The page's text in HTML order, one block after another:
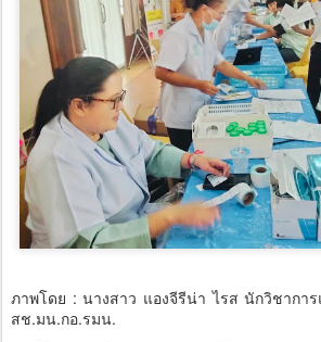
ภาพโดย : นางสาว แองจีรีน่า ไรส นักวิชากา
สช.มน.กอ.รมน.